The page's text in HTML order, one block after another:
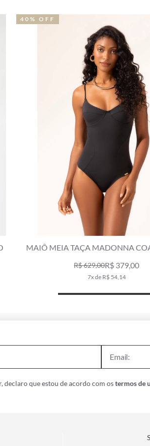
TOP MEIA TAÇA TRANSPASSADO
R$ 479,00
9x de R$ 53,22
NOVIDADE
declaro que estou de acordo com ostermos de